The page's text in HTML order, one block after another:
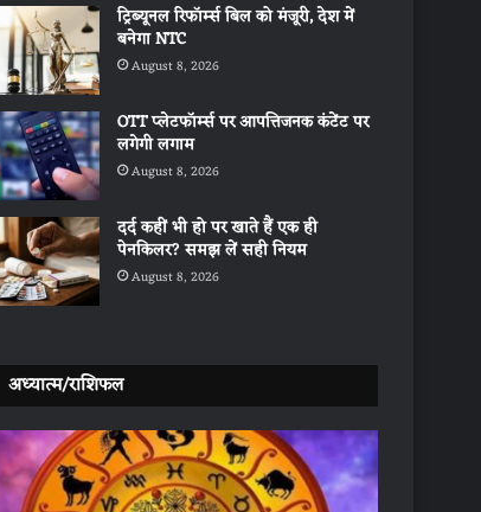
ट्रिब्यूनल रिफॉर्म्स बिल को मंजूरी, देश में
बनेगा NTC
August 8, 2026
OTT प्लेटफॉर्म्स पर आपत्तिजनक कंटेंट पर
लगेगी लगाम
August 8, 2026
दर्द कहीं भी हो पर खाते हैं एक ही
पेनकिलर? समझ लें सही नियम
August 8, 2026
अध्यात्म/राशिफल